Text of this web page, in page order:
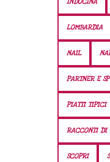
LOMBARDIA
NAIL
PARTNER E
PIATTI TIPICI
RACCONTI DI
SCOPRI